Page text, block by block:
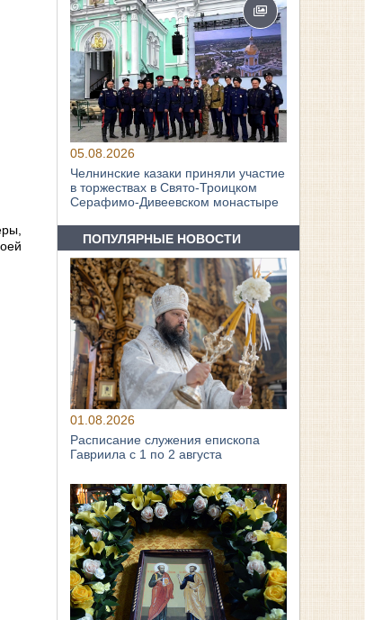
05.08.2026
Челнинские казаки приняли участие
в торжествах в Свято‑Троицком
Серафимо‑Дивеевском монастыре
ПОПУЛЯРНЫЕ НОВОСТИ
01.08.2026
Расписание служения епископа
Гавриила с 1 по 2 августа